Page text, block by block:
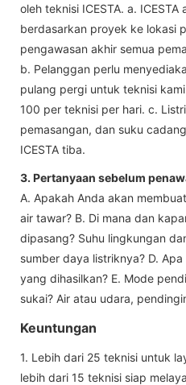
oleh teknisi ICESTA. a.
berdasarkan proyek ke lokasi
pengawasan akhir semua
b. Pelanggan perlu
pulang pergi untuk teknisi
100 per teknisi per hari. c.
pemasangan, dan suku
ICESTA tiba.
3. Pertanyaan sebelum
A. Apakah Anda akan
air tawar? B. Di mana dan
dipasang? Suhu lingkungan
sumber daya listriknya? D.
yang dihasilkan? E. Mode
sukai? Air atau udara,
Keuntungan
1. Lebih dari 25 teknisi untuk
lebih dari 15 teknisi siap